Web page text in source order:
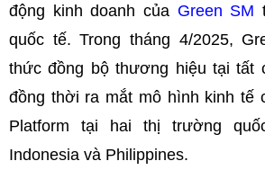
động kinh doanh của Green SM
quốc tế. Trong tháng 4/2025,
thức đồng bộ thương hiệu tại tất
đồng thời ra mắt mô hình kinh tế
Platform tại hai thị trường
Indonesia và Philippines.